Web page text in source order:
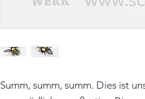
Summ, summ, summ. Dies ist